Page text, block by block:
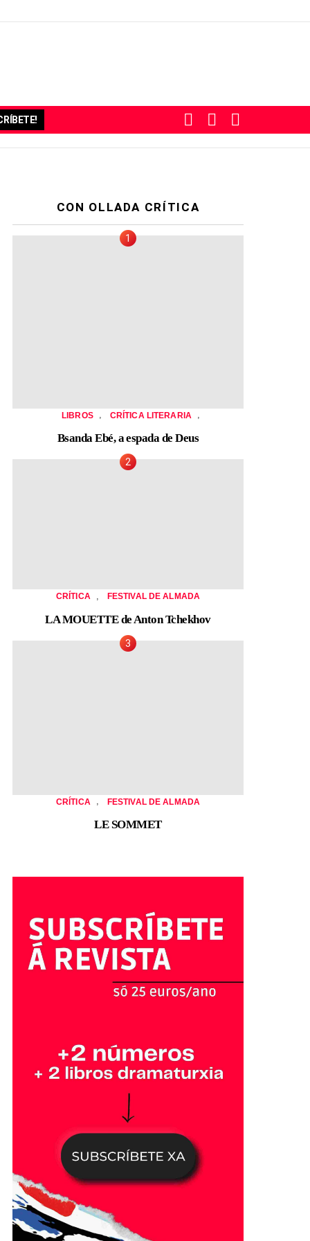
SWITCH
SKIN
BUSCAR
CON OLLADA CRÍTICA
LIBROS , CRÍTICA LITERARIA ,
Bsanda Ebé, a espada de Deus
CRÍTICA FESTIVAL DE ALMADA
LA MOUETTE de Anton Tchekhov
CRÍTICA FESTIVAL DE ALMADA
LE SOMMET